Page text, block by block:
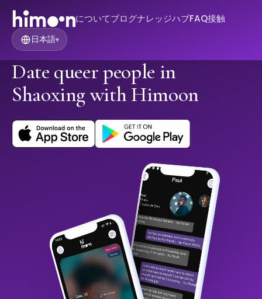
についてブログナレッジハブFAQ接触
日本語▾
Date queer people in
Shaoxing with Himoon